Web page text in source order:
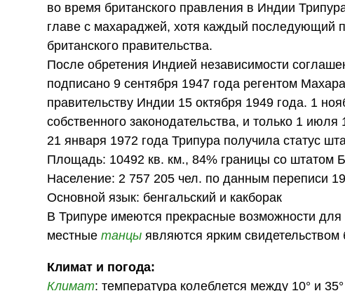
во время британского правления в Индии
главе с махараджей, хотя каждый последующий
британского правительства.
После обретения Индией независимости
подписано 9 сентября 1947 года регентом
правительству Индии 15 октября 1949 года. 1
собственного законодательства, и только 1
21 января 1972 года Трипура получила статус
Площадь: 10492 кв. км., 84% границы со штатом
Население: 2 757 205 чел. по данным переписи
Основной язык: бенгальский и какборак
В Трипуре имеются прекрасные возможности для
местныетанцы являются ярким свидетельством
Климат и погода:
Климат: температура колеблется между 10° и